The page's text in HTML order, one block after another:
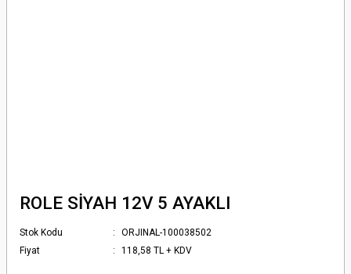
ROLE SİYAH 12V 5 AYAKLI
Stok Kodu
ORJINAL-100038502
Fiyat
118,58 TL + KDV